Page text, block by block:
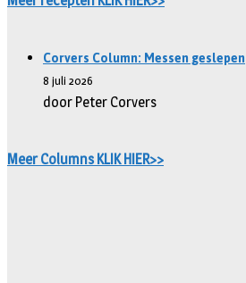
Corvers Column: Messen geslepen
8 juli 2026
door Peter Corvers
Meer Columns KLIK HIER>>